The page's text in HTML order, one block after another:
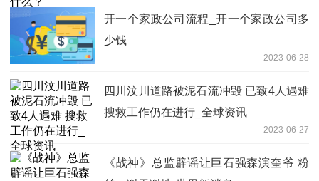
开一个家政公司流程_开一个家政公司多
少钱
2023-06-28
四川汶川道路被泥石流冲毁 已致4人遇难
搜救工作仍在进行_全球资讯
2023-06-27
《战神》总监辟谣让巨石强森演奎爷 粉